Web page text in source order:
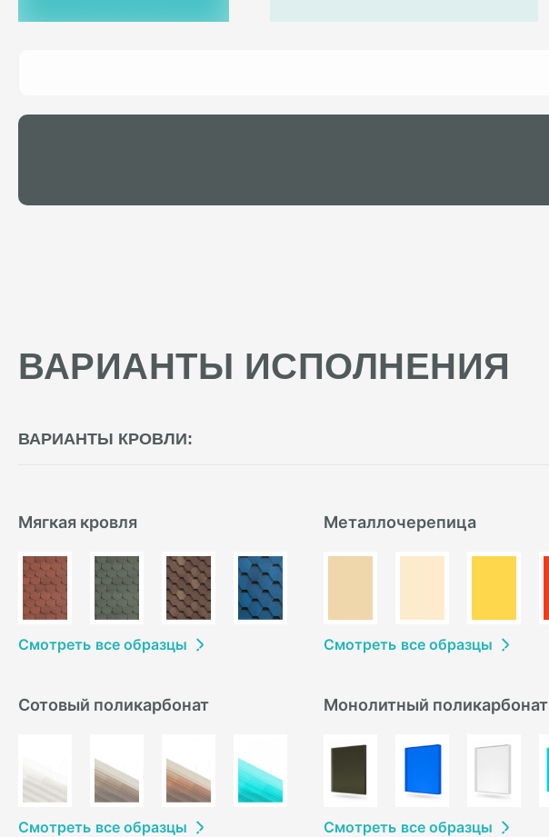
ВАРИАНТЫ ИСПОЛНЕНИЯ
ВАРИАНТЫ КРОВЛИ:
Мягкая кровля
Смотреть все образцы
Металлочерепица
Смотреть все образцы
Сотовый поликарбонат
Смотреть все образцы
Монолитный поликарбонат
Смотреть все образцы